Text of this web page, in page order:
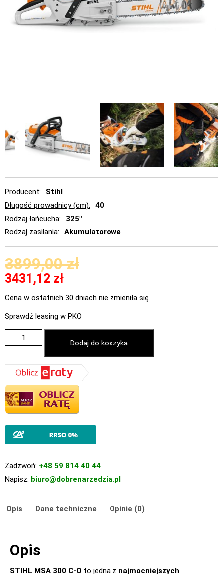
Producent
Stihl
Długość prowadnicy (cm)
40
Rodzaj łańcucha
325"
Rodzaj zasilania
Akumulatorowe
3899,00zł
3431,12 zł
Cena w ostatnich 30 dniach nie zmieniła się
Sprawdź leasing w PKO
Dodaj do koszyka
Zadzwoń: +48 59 814 40 44
Napisz: biuro@dobrenarzedzia.pl
Opis Dane techniczne Opinie (0)
Opis
STIHL MSA 300 C-O to jedna z najmocniejszych